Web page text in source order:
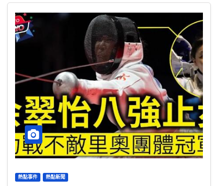
熱點事件 熱點新聞